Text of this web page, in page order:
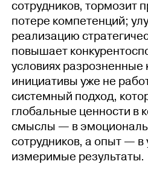
сотрудников, тормозит
потере компетенций;
реализацию
повышает
условиях разрозненные
инициативы уже не
системный подход,
глобальные ценности в
смыслы — в
сотрудников, а опыт —
измеримые результаты.